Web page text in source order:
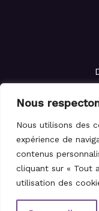
Nous
Nous utilisons des
expérience de
contenus
cliquant sur « Tout
utilisation des
© 2021-2026 Le